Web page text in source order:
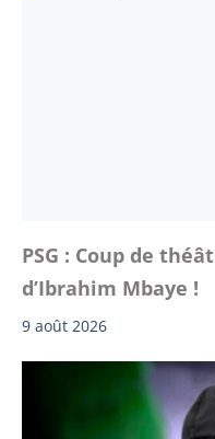
PSG : Coup de
d’Ibrahim Mbaye !
9 août 2026